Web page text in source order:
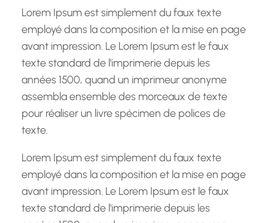
hLorem Ipsum est simplement du faux texte
employé dans la composition et la mise en page
avant impression. Le Lorem Ipsum est le faux
texte standard de l'imprimerie depuis les
années 1500, quand un imprimeur anonyme
assembla ensemble des morceaux de texte
pour réaliser un livre spécimen de polices de
texte.
Lorem Ipsum est simplement du faux texte
employé dans la composition et la mise en page
avant impression. Le Lorem Ipsum est le faux
texte standard de l'imprimerie depuis les